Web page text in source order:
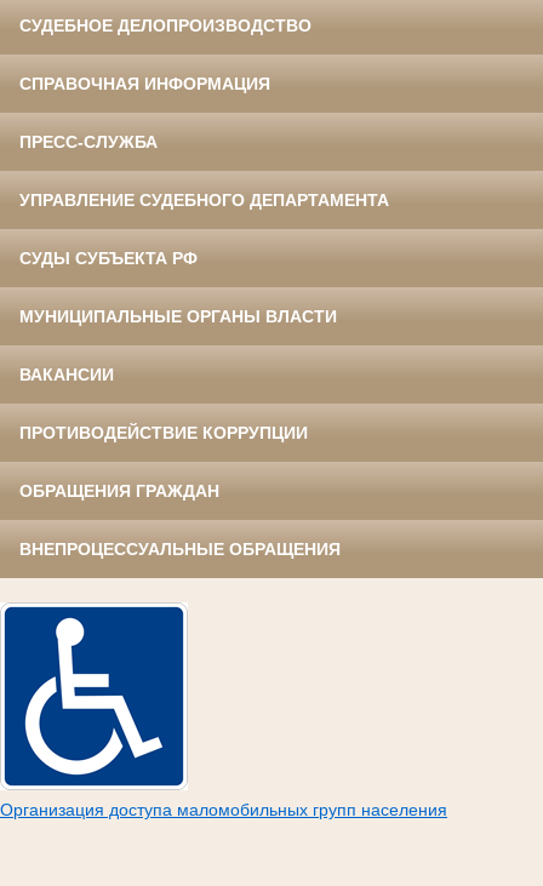
СУДЕБНОЕ ДЕЛОПРОИЗВОДСТВО
СПРАВОЧНАЯ ИНФОРМАЦИЯ
ПРЕСС-СЛУЖБА
УПРАВЛЕНИЕ СУДЕБНОГО ДЕПАРТАМЕНТА
СУДЫ СУБЪЕКТА РФ
МУНИЦИПАЛЬНЫЕ ОРГАНЫ ВЛАСТИ
ВАКАНСИИ
ПРОТИВОДЕЙСТВИЕ КОРРУПЦИИ
ОБРАЩЕНИЯ ГРАЖДАН
ВНЕПРОЦЕССУАЛЬНЫЕ ОБРАЩЕНИЯ
Организация доступа маломобильных групп населения